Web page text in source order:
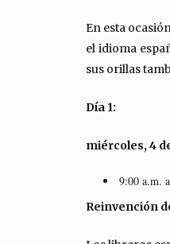
En esta
el idioma
sus orillas
Día 1:
miércoles, 4
9:00 a.m.
Reinvención